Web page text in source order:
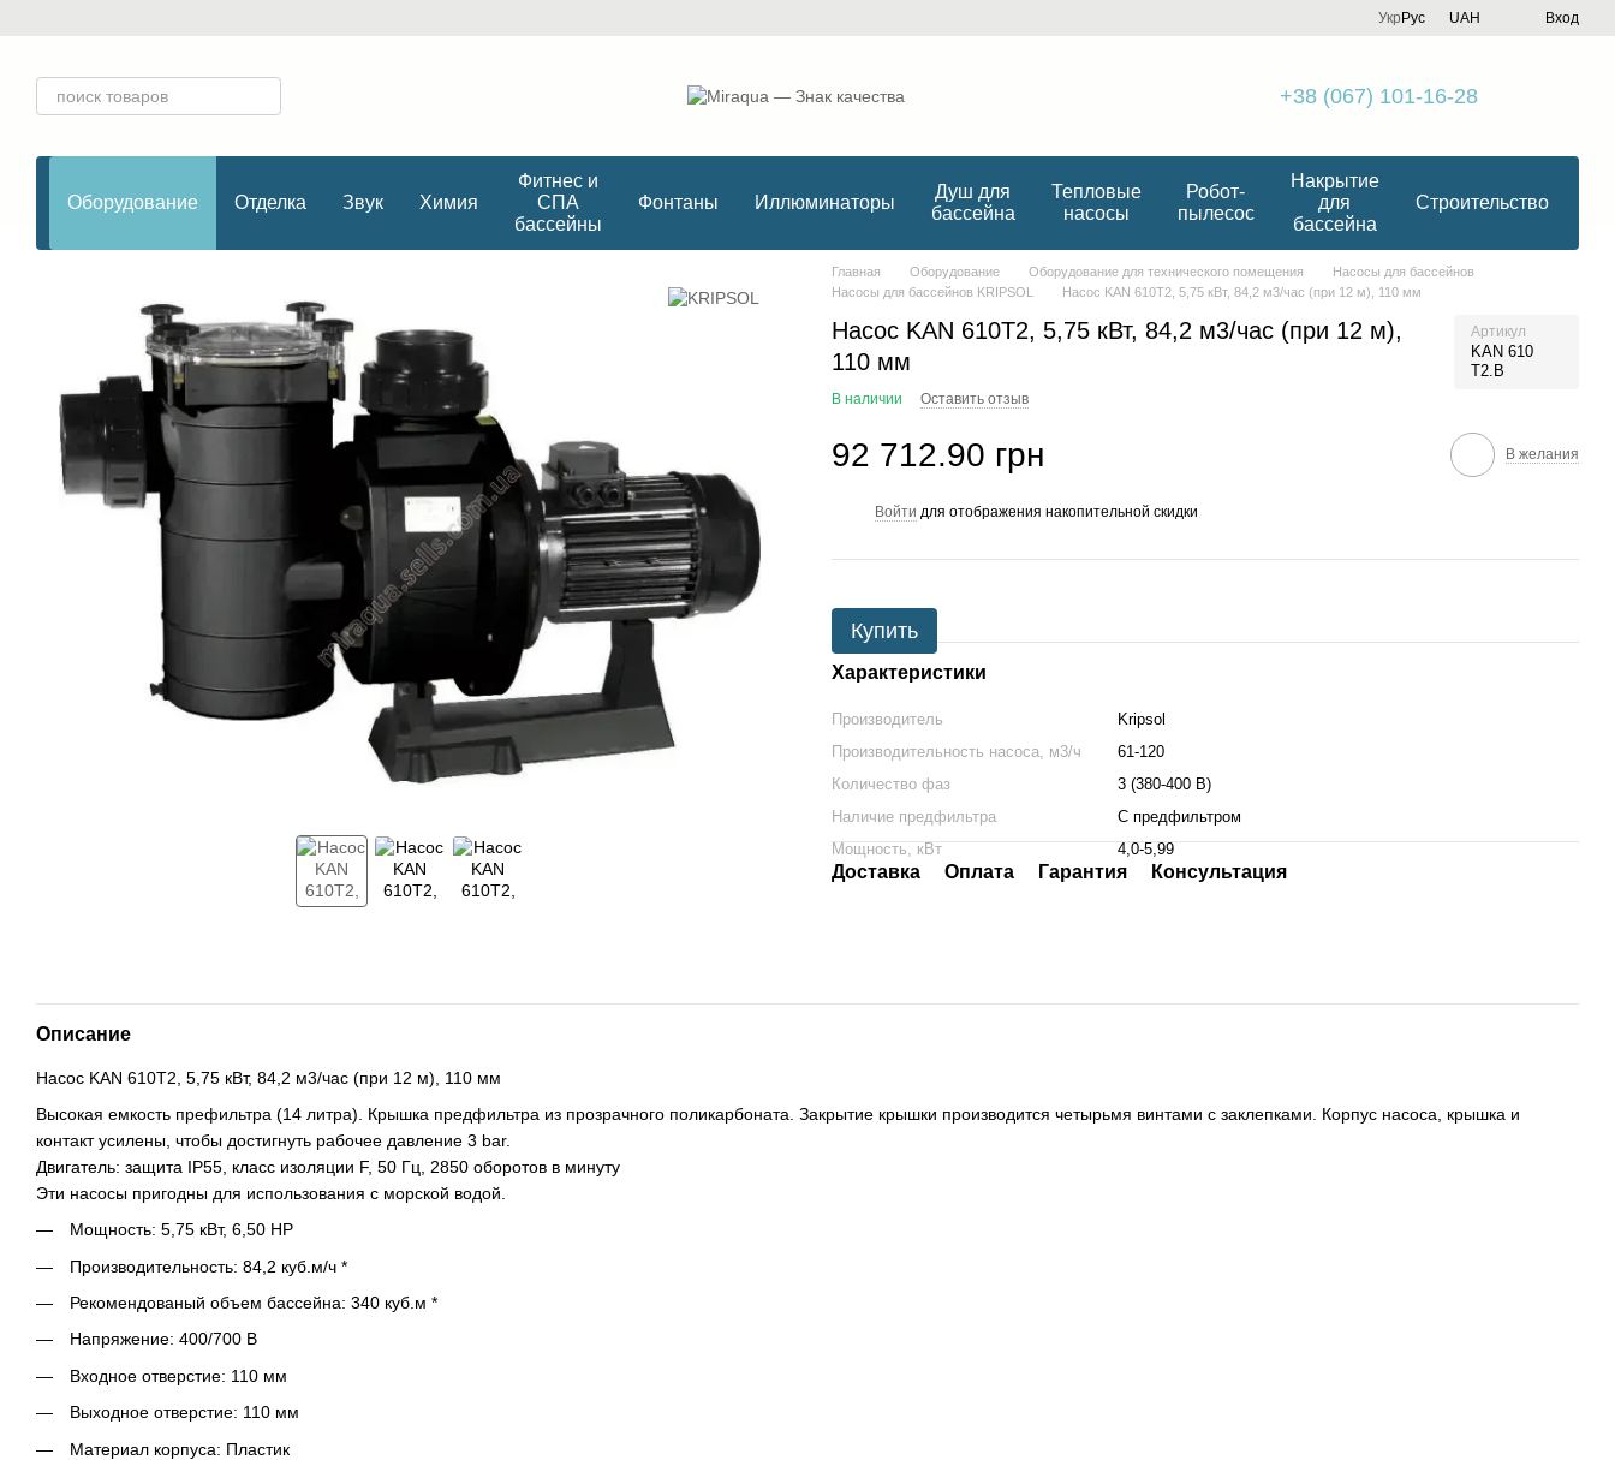
Укр Рус UAH Вход
+38 (067) 101-16-28
Оборудование Отделка Звук Химия
Фитнес и
СПА
бассейны
Фонтаны Иллюминаторы
Душ для
бассейна
Тепловые
насосы
Робот-
пылесос
Накрытие
для
бассейна
Строительство
Главная Оборудование Оборудование для технического помещения
Насосы для бассейнов
Насосы для бассейнов KRIPSOL
Насос KAN 610T2, 5,75 кВт, 84,2 м3/час (при 12 м), 110 мм
Насос KAN 610T2, 5,75 кВт, 84,2 м3/час (при 12 м),
110 мм
Артикул
KAN 610
T2.B
В наличии Оставить отзыв
92 712.90 грн В желания
Войти для отображения накопительной скидки
Купить
Характеристики
Производитель
Kripsol
Производительность насоса, м3/ч
61-120
Количество фаз
3 (380-400 В)
Наличие предфильтра
С предфильтром
Мощность, кВт
4,0-5,99
Доставка Оплата Гарантия Консультация
Описание
Насос KAN 610T2, 5,75 кВт, 84,2 м3/час (при 12 м), 110 мм
Высокая емкость префильтра (14 литра). Крышка предфильтра из прозрачного поликарбоната. Закрытие крышки производится четырьмя винтами с заклепками. Корпус насоса, крышка и
контакт усилены, чтобы достигнуть рабочее давление 3 bar.
Двигатель: защита IP55, класс изоляции F, 50 Гц, 2850 оборотов в минуту
Эти насосы пригодны для использования с морской водой.
Мощность: 5,75 кВт, 6,50 НР
Производительность: 84,2 куб.м/ч *
Рекомендованый объем бассейна: 340 куб.м *
Напряжение: 400/700 В
Входное отверстие: 110 мм
Выходное отверстие: 110 мм
Материал корпуса: Пластик